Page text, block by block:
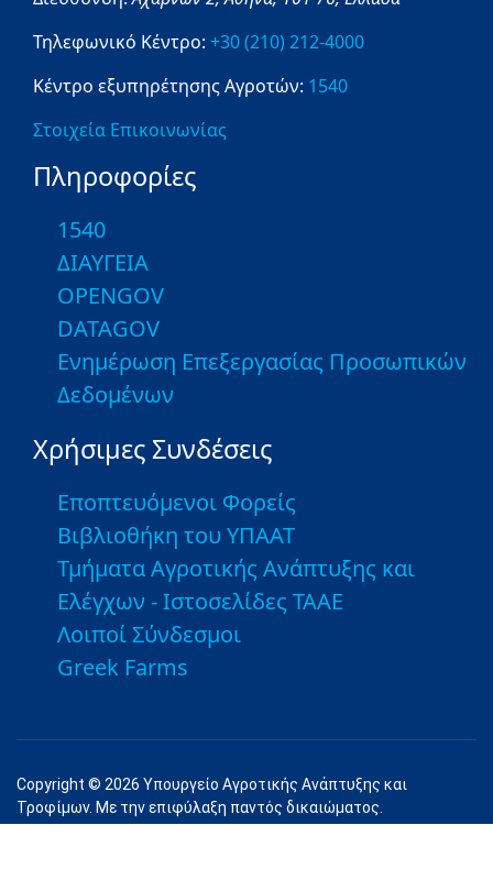
Τηλεφωνικό Κέντρο: +30 (210) 212-4000
Κέντρο εξυπηρέτησης Αγροτών: 1540
Στοιχεία Επικοινωνίας
Πληροφορίες
1540
ΔΙΑΥΓΕΙΑ
OPENGOV
DATAGOV
Ενημέρωση Επεξεργασίας Προσωπικών
Δεδομένων
Χρήσιμες Συνδέσεις
Εποπτευόμενοι Φορείς
Βιβλιοθήκη του ΥΠΑΑΤ
Τμήματα Αγροτικής Ανάπτυξης και
Ελέγχων - Ιστοσελίδες ΤΑΑΕ
Λοιποί Σύνδεσμοι
Greek Farms
Copyright © 2026 Υπουργείο Αγροτικής Ανάπτυξης και
Τροφίμων. Με την επιφύλαξη παντός δικαιώματος.